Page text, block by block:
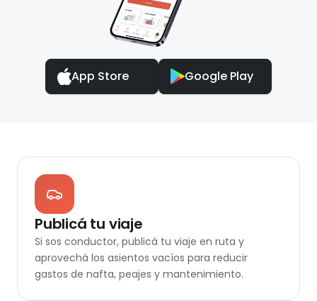
App Store Google Play
Publicá tu viaje
Si sos conductor, publicá tu viaje en ruta y
aprovechá los asientos vacíos para reducir
gastos de nafta, peajes y mantenimiento.